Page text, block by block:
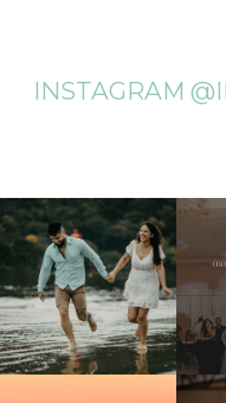
INSTAGRAM